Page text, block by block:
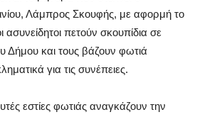
Λάμπρος Σκουφής, με αφορμή το
ασυνείδητοι πετούν σκουπίδια σε
Δήμου και τους βάζουν φωτιά
για τις συνέπειες.
εστίες φωτιάς αναγκάζουν την